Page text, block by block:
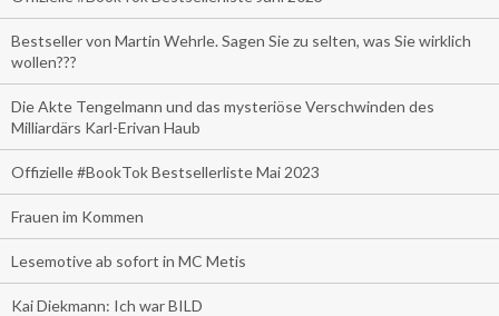
Bestseller von Martin Wehrle. Sagen Sie zu selten, was Sie wirklich
wollen???
Die Akte Tengelmann und das mysteriöse Verschwinden des
Milliardärs Karl-Erivan Haub
Offizielle #BookTok Bestsellerliste Mai 2023
Frauen im Kommen
Lesemotive ab sofort in MC Metis
Kai Diekmann: Ich war BILD